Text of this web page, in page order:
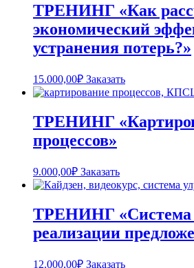
ТРЕНИНГ «Как
экономический
устранения потерь?»
15.000,00₽ Заказать
ТРЕНИНГ
процессов»
9.000,00₽ Заказать
ТРЕНИНГ «Система
реализации
12.000,00₽ Заказать